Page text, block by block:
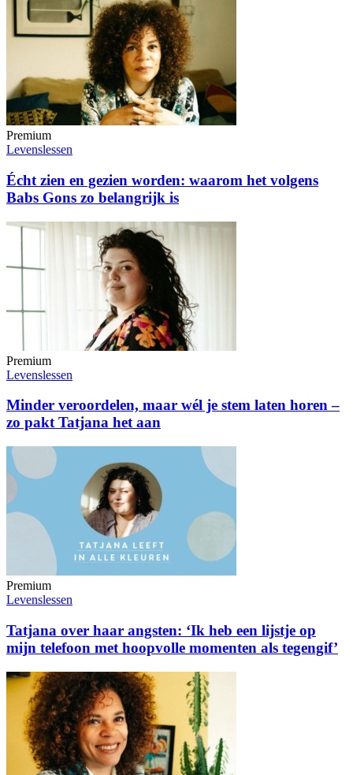
Premium
Levenslessen
Écht zien en gezien worden: waarom het volgens
Babs Gons zo belangrijk is
Premium
Levenslessen
Minder veroordelen, maar wél je stem laten horen –
zo pakt Tatjana het aan
Premium
Levenslessen
Tatjana over haar angsten: ‘Ik heb een lijstje op
mijn telefoon met hoopvolle momenten als tegengif’